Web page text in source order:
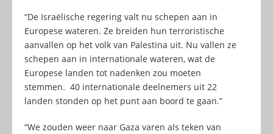
“De Israëlische regering valt nu schepen aan in
Europese wateren. Ze breiden hun terroristische
aanvallen op het volk van Palestina uit. Nu vallen ze
schepen aan in internationale wateren, wat de
Europese landen tot nadenken zou moeten
stemmen. 40 internationale deelnemers uit 22
landen stonden op het punt aan boord te gaan.”
“We zouden weer naar Gaza varen als teken van